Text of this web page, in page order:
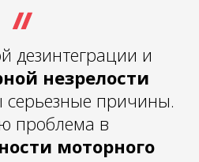
дезинтеграции и
незрелости
серьезные причины.
проблема в
моторного